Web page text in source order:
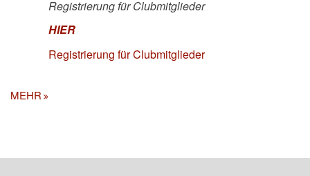
Registrierung für Clubmitglieder
HIER
Registrierung für Clubmitglieder
MEHR